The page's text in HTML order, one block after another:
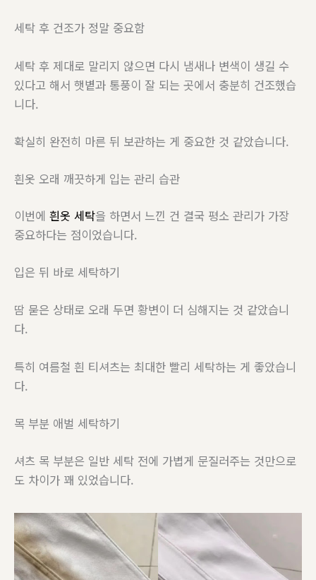
세탁 후 건조가 정말 중요함
세탁 후 제대로 말리지 않으면 다시 냄새나 변색이 생길 수
있다고 해서 햇볕과 통풍이 잘 되는 곳에서 충분히 건조했습
니다.
확실히 완전히 마른 뒤 보관하는 게 중요한 것 같았습니다.
흰옷 오래 깨끗하게 입는 관리 습관
이번에 흰옷 세탁을 하면서 느낀 건 결국 평소 관리가 가장
중요하다는 점이었습니다.
입은 뒤 바로 세탁하기
땀 묻은 상태로 오래 두면 황변이 더 심해지는 것 같았습니
다.
특히 여름철 흰 티셔츠는 최대한 빨리 세탁하는 게 좋았습니
다.
목 부분 애벌 세탁하기
셔츠 목 부분은 일반 세탁 전에 가볍게 문질러주는 것만으로
도 차이가 꽤 있었습니다.